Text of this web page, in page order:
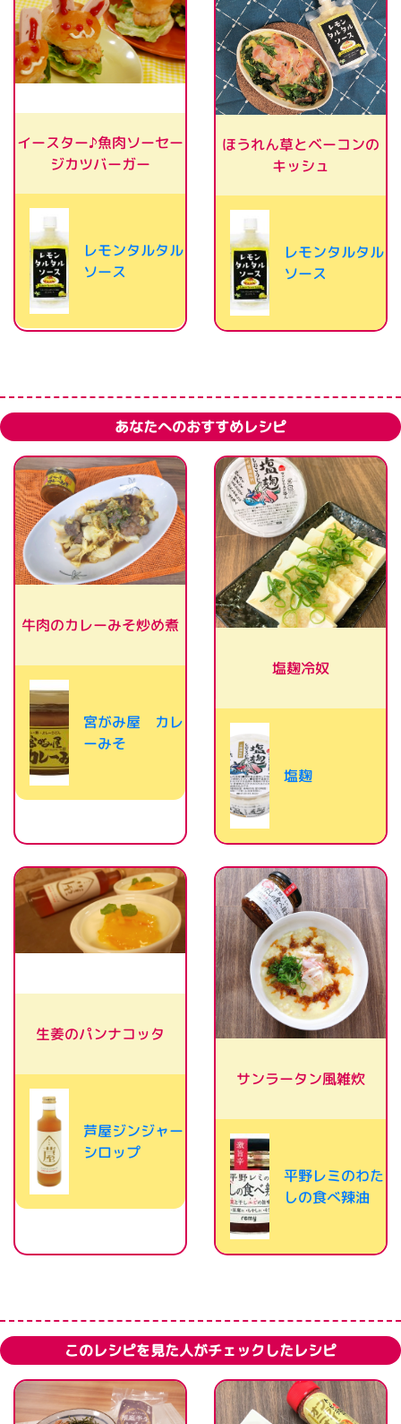
イースター♪魚肉ソーセー
ジカツバーガー
レモンタルタル
ソース
ほうれん草とベーコンの
キッシュ
レモンタルタル
ソース
あなたへのおすすめレシピ
牛肉のカレーみそ炒め煮
宮がみ屋 カレ
ーみそ
塩麹冷奴
塩麹
生姜のパンナコッタ
芦屋ジンジャー
シロップ
サンラータン風雑炊
平野レミのわた
しの食べ辣油
このレシピを見た人がチェックしたレシピ